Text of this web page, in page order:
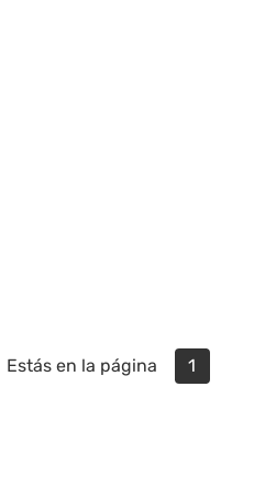
Estás en la página 1